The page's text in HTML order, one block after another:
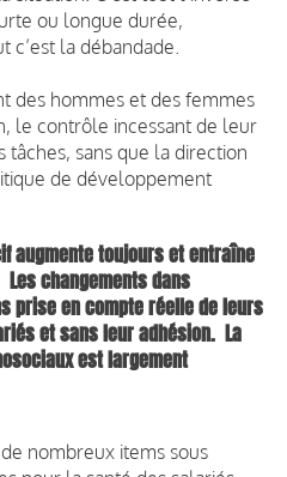
ou longue durée,
la débandade.
des hommes et des femmes
le contrôle incessant de leur
sans que la direction
de développement
augmente toujours et entraîne
Les changements dans
prise en compte réelle de leurs
et sans leur adhésion. La
est largement
nombreux items sous